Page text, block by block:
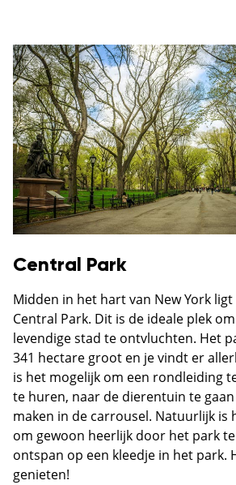
Central Park
Midden in het hart van New York
Central Park. Dit is de ideale plek
levendige stad te ontvluchten. Het
341 hectare groot en je vindt er
is het mogelijk om een rondleiding
te huren, naar de dierentuin te
maken in de carrousel. Natuurlijk is
om gewoon heerlijk door het park
ontspan op een kleedje in het park.
genieten!